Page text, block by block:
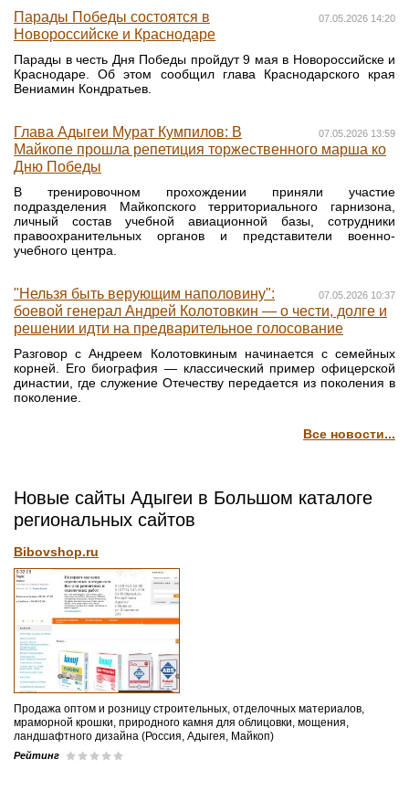
07.05.2026 14:20
Парады Победы состоятся в
Новороссийске и Краснодаре
Парады в честь Дня Победы пройдут 9 мая в Новороссийске и
Краснодаре. Об этом сообщил глава Краснодарского края
Вениамин Кондратьев.
07.05.2026 13:59
Глава Адыгеи Мурат Кумпилов: В
Майкопе прошла репетиция торжественного марша ко
Дню Победы
В тренировочном прохождении приняли участие
подразделения Майкопского территориального гарнизона,
личный состав учебной авиационной базы, сотрудники
правоохранительных органов и представители военно-
учебного центра.
07.05.2026 10:37
"Нельзя быть верующим наполовину":
боевой генерал Андрей Колотовкин — о чести, долге и
решении идти на предварительное голосование
Разговор с Андреем Колотовкиным начинается с семейных
корней. Его биография — классический пример офицерской
династии, где служение Отечеству передается из поколения в
поколение.
Все новости...
Новые сайты Адыгеи в Большом каталоге
региональных сайтов
Bibovshop.ru
Продажа оптом и розницу строительных, отделочных материалов,
мраморной крошки, природного камня для облицовки, мощения,
ландшафтного дизайна (Россия, Адыгея, Майкоп)
Рейтинг